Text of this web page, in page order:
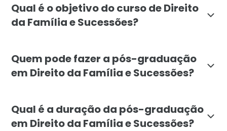
Qual é o objetivo do curso de Direito
da Família e Sucessões?
Quem pode fazer a pós-graduação
em Direito da Família e Sucessões?
Qual é a duração da pós-graduação
em Direito da Família e Sucessões?